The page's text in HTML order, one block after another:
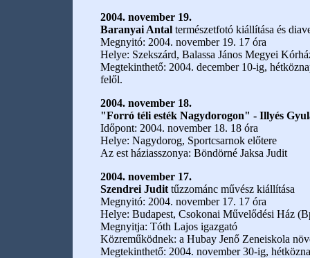
2004. november 19.
Baranyai Antaltermészetfotó kiállítása és
Megnyitó: 2004. november 19. 17 óra
Helye: Szekszárd, Balassa János Megyei
Megtekinthető: 2004. december 10-ig,
felől.
2004. november 18.
"Forró téli esték Nagydorogon" - Illyés
Időpont: 2004. november 18. 18 óra
Helye: Nagydorog, Sportcsarnok előtere
Az est háziasszonya: Böndörné Jaksa Judit
2004. november 17.
Szendrei Judittűzzománc művész kiállítása
Megnyitó: 2004. november 17. 17 óra
Helye: Budapest, Csokonai Művelődési Ház
Megnyitja: Tóth Lajos igazgató
Közreműködnek: a Hubay Jenő Zeneiskola
Megtekinthető: 2004. november 30-ig,